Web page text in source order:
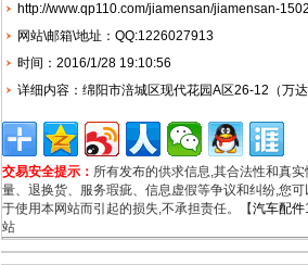
http://www.qp110.com/jiamensan/jiamensan-
网站\邮箱\地址：QQ:1226027913
时间：2016/1/28 19:10:56
详细内容：绵阳市涪城区现代花园A区26-12（万达
交易安全提示： 所有发布的供求信息,其合法性和真
量、退换货、服务瑕疵、信息虚假等争议和纠纷,您
于使用本网站而引起的损失,不承担责任。【汽车配件
站